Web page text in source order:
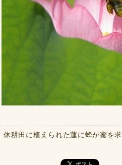
休耕田に植えられた蓮に蜂が蜜を求